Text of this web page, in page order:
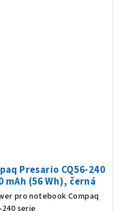
Presario CQ56-240
mAh (56 Wh), černá
pro notebook Compaq
serie